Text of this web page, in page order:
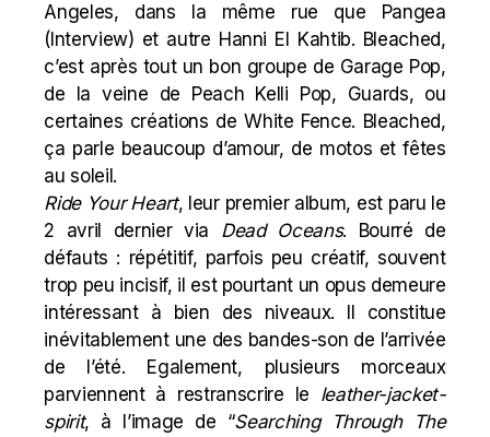
Angeles, dans la même rue que Pangea
( Interview) et autre Hanni El Kahtib. Bleached,
c’est après tout un bon groupe de Garage Pop,
de la veine de Peach Kelli Pop, Guards, ou
certaines créations deWhite Fence. Bleached,
ça parle beaucoup d’amour, de motos et fêtes
au soleil.
Ride Your Heart, leur premier album, est paru le
2 avril dernier via Dead Oceans. Bourré de
défauts : répétitif, parfois peu créatif, souvent
trop peu incisif, il est pourtant un opus demeure
intéressant à bien des niveaux. Il constitue
inévitablement une des bandes-son de l’arrivée
de l’été. Egalement, plusieurs morceaux
parviennent à restranscrire le leather-jacket-
spirit, à l’image de “Searching Through The